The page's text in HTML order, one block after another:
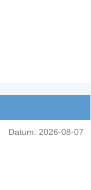
Datum: 2026-08-07